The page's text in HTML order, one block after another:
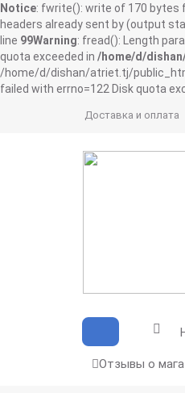
Notice: fwrite(): write of 170 bytes
headers already sent by (output
line 99Warning: fread(): Length
quota exceeded in /home/d/
/home/d/dishan/atriet.tj/
failed with errno=122 Disk quota
Доставка и оплата
Отзывы о